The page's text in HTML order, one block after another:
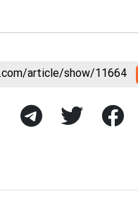
article/show/11664